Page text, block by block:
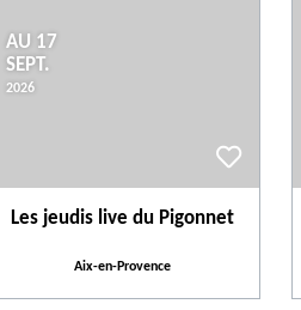
Quand
Thème
Activités et
AU 17
SEPT.
2026
Les jeudis live du Pigonnet
Aix-en-Provence